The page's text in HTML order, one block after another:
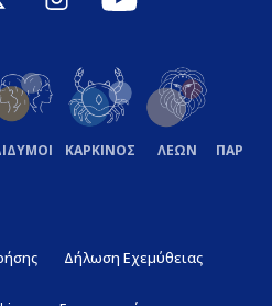
ΚΑΡΚΙΝΟΣ ΛΕΩΝ
Δήλωση Εχεμύθειας